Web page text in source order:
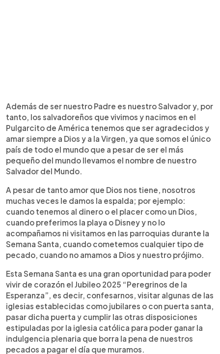
Además de ser nuestro Padre es nuestro Salvador y, por
tanto, los salvadoreños que vivimos y nacimos en el
Pulgarcito de América tenemos que ser agradecidos y
amar siempre a Dios y a la Virgen, ya que somos el único
país de todo el mundo que a pesar de ser el más
pequeño del mundo llevamos el nombre de nuestro
Salvador del Mundo.
A pesar de tanto amor que Dios nos tiene, nosotros
muchas veces le damos la espalda; por ejemplo:
cuando tenemos al dinero o el placer como un Dios,
cuando preferimos la playa o Disney y no lo
acompañamos ni visitamos en las parroquias durante la
Semana Santa, cuando cometemos cualquier tipo de
pecado, cuando no amamos a Dios y nuestro prójimo.
Esta Semana Santa es una gran oportunidad para poder
vivir de corazón el Jubileo 2025 “Peregrinos de la
Esperanza”, es decir, confesarnos, visitar algunas de las
iglesias establecidas como jubilares o con puerta santa,
pasar dicha puerta y cumplir las otras disposiciones
estipuladas por la iglesia católica para poder ganar la
indulgencia plenaria que borra la pena de nuestros
pecados a pagar el día que muramos.